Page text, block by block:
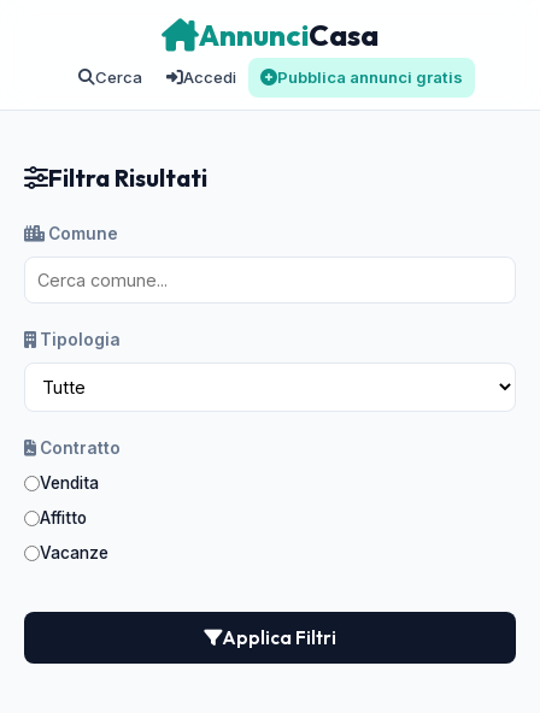
AnnunciCasa
Cerca Accedi Pubblica annunci gratis
Filtra Risultati
Comune
Tipologia
Contratto
Vendita
Affitto
Vacanze
Applica Filtri